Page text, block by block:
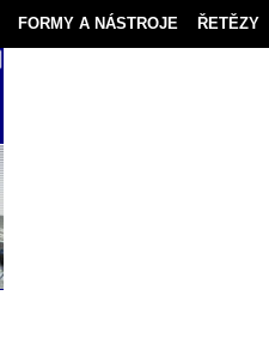
FORMY A NÁSTROJE ŘETĚZY